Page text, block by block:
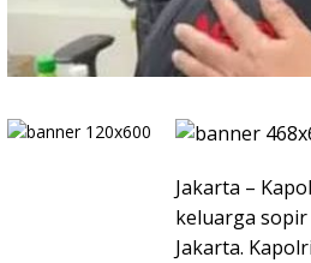
Jakarta –
keluarga
Jakarta.